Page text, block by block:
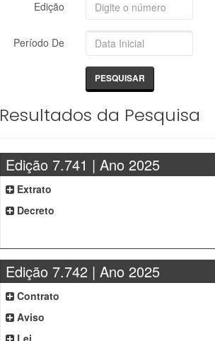
Edição
Período De
Resultados da Pesquisa
Edição 7.741 | Ano 2025
Extrato
Decreto
Edição 7.742 | Ano 2025
Contrato
Aviso
Lei